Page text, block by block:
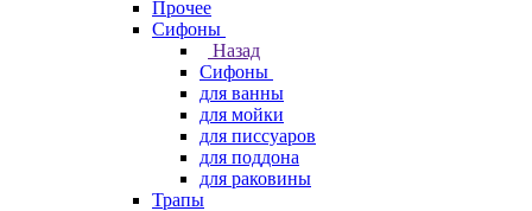
Прочее
Сифоны
Назад
Сифоны
для ванны
для мойки
для писсуаров
для поддона
для раковины
Трапы